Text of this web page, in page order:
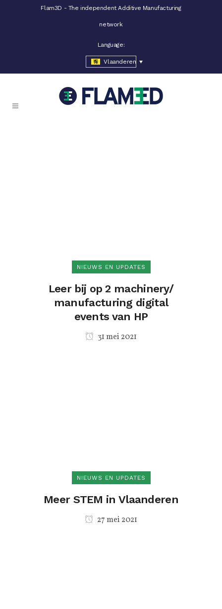
Flam3D - The independent Additive Manufacturing
network
Language:
Vlaanderen
NIEUWS EN UPDATES
Leer bij op 2 machinery/
manufacturing digital
events van HP
31 mei 2021
NIEUWS EN UPDATES
Meer STEM in Vlaanderen
27 mei 2021